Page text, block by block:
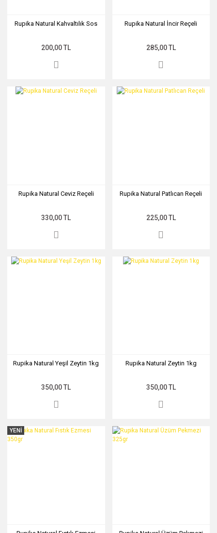
Rupika Natural Kahvaltılık Sos
200,00 TL
Rupika Natural İncir Reçeli
285,00 TL
Rupika Natural Ceviz Reçeli
330,00 TL
Rupika Natural Patlıcan Reçeli
225,00 TL
Rupika Natural Yeşil Zeytin 1kg
350,00 TL
Rupika Natural Zeytin 1kg
350,00 TL
YENİ